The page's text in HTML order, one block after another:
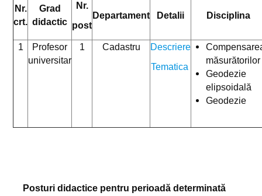
Nr.
crt.
Grad
didactic
Nr.
post
Departament Detalii Disciplina
1
Profesor
universitar
1 Cadastru
Descriere
Tematica
măsurătorilor
Geodezie
elipsoidală
Geodezie
Posturi didactice pentru perioadă determinată